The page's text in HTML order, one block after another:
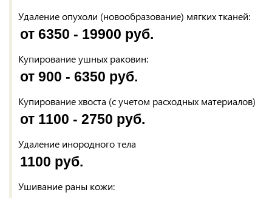
Удаление опухоли (новообразование) мягких тканей:
от 6350 - 19900 руб.
Купирование ушных раковин:
от 900 - 6350 руб.
Купирование хвоста (с учетом расходных материалов)
от 1100 - 2750 руб.
Удаление инородного тела
1100 руб.
Ушивание раны кожи: